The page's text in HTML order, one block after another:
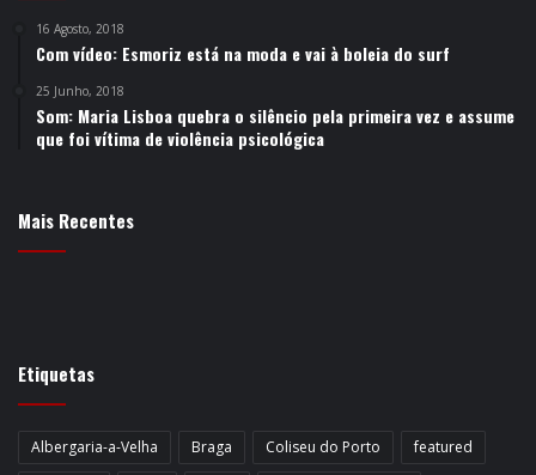
16 Agosto, 2018
Com vídeo: Esmoriz está na moda e vai à boleia do surf
25 Junho, 2018
Som: Maria Lisboa quebra o silêncio pela primeira vez e assume
que foi vítima de violência psicológica
Mais Recentes
Etiquetas
Albergaria-a-Velha Braga Coliseu do Porto
featured